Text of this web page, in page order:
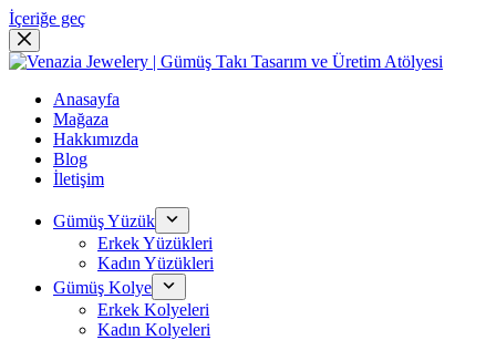
İçeriğe geç
Anasayfa
Mağaza
Hakkımızda
Blog
İletişim
Gümüş Yüzük
Erkek Yüzükleri
Kadın Yüzükleri
Gümüş Kolye
Erkek Kolyeleri
Kadın Kolyeleri